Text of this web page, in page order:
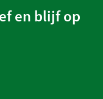
en blijf op